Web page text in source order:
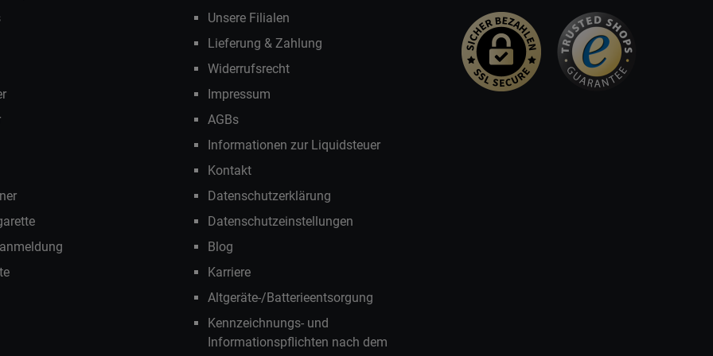
Unsere Filialen
Lieferung & Zahlung
Widerrufsrecht
Impressum
AGBs
Informationen zur Liquidsteuer
Kontakt
Datenschutzerklärung
Datenschutzeinstellungen
Blog
Karriere
Altgeräte-/Batterieentsorgung
Kennzeichnungs- und
Informationspflichten nach dem